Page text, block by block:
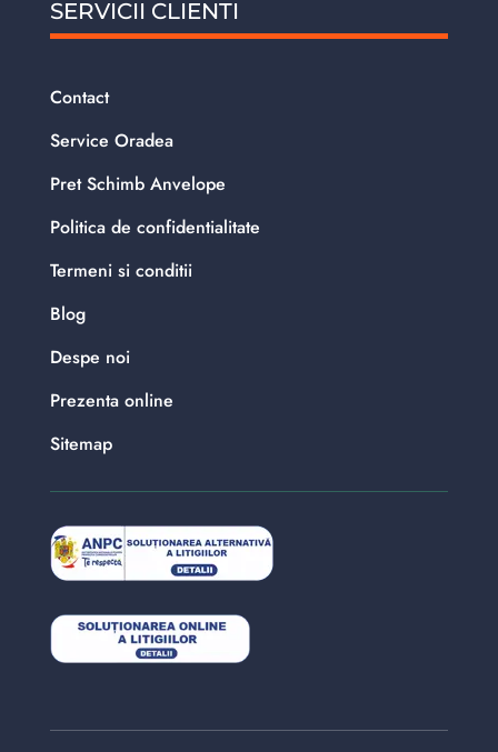
SERVICII CLIENTI
Contact
Service Oradea
Pret Schimb Anvelope
Politica de confidentialitate
Termeni si conditii
Blog
Despe noi
Prezenta online
Sitemap